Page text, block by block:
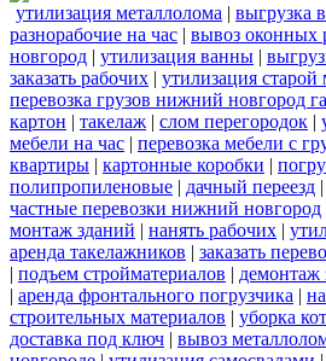
утилизация металлолома | выгрузка
разнорабочие на час | вывоз оконных
новгород | утилизация ванны |
заказать рабочих | утилизация старой
перевозка грузов нижний новгород
картон | такелаж | слом перегородок |
мебели на час | перевозка мебели с
квартиры | картонные коробки |
полипропиленовые | дачный переезд |
частные перевозки нижний новгород
монтаж зданий | нанять рабочих |
аренда такелажников | заказать
| подъем стройматериалов | демонтаж
| аренда фронтального погрузчика |
строительных материалов | уборка
доставка под ключ | вывоз